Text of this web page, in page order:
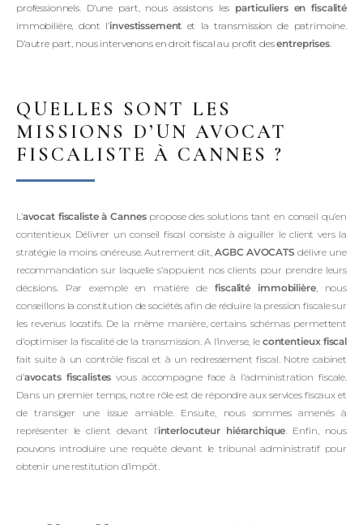
professionnels. D’une part, nous assistons les particuliers en fiscalité
immobilière, dont l’investissement et la transmission de patrimoine.
D’autre part, nous intervenons en droit fiscal au profit desentreprises.
QUELLES SONT LES
MISSIONS D’UN AVOCAT
FISCALISTE À CANNES ?
L’avocat fiscaliste à Cannespropose des solutions tant en conseil qu’en
contentieux. Délivrer un conseil fiscal consiste à aiguiller le client vers la
stratégie la moins onéreuse. Autrement dit,AGBC AVOCATS délivre une
recommandation sur laquelle s’appuient nos clients pour prendre leurs
décisions. Par exemple en matière defiscalité immobilière, nous
conseillons la constitution de sociétés afin de réduire la pression fiscale sur
les revenus locatifs. De la même manière, certains schémas permettent
d’optimiser la fiscalité de la transmission. A l’inverse, le contentieux fiscal
fait suite à un contrôle fiscal et à un redressement fiscal. Notre cabinet
d’avocats fiscalistes vous accompagne face à l’administration fiscale.
Dans un premier temps, notre rôle est de répondre aux services fiscaux et
de transiger une issue amiable. Ensuite, nous sommes amenés à
représenter le client devant l’interlocuteur hiérarchique . Enfin, nous
pouvons introduire une requête devant le tribunal administratif pour
obtenir une restitution d’impôt.